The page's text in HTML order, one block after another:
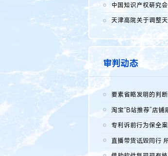
审判动态
要素省略发明的判断